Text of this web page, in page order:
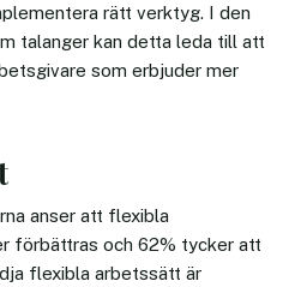
rätt verktyg. I den
talanger kan detta leda till att
som erbjuder mer
anser att flexibla
förbättras och 62% tycker att
flexibla arbetssätt är